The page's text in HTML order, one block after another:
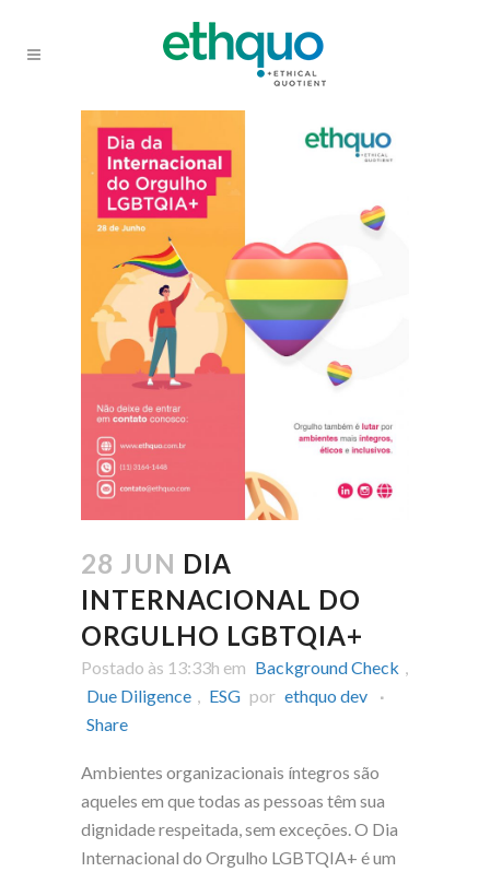
28 JUN DIA
INTERNACIONAL DO
ORGULHO LGBTQIA+
Postado às 13:33h em Background Check ,
Due Diligence , ESG por ethquo dev
Share
Ambientes organizacionais íntegros são
aqueles em que todas as pessoas têm sua
dignidade respeitada, sem exceções. O Dia
Internacional do Orgulho LGBTQIA+ é um